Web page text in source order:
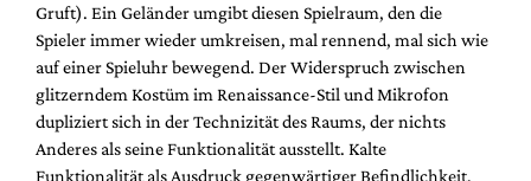
Gruft). Ein Geländer umgibt diesen Spielraum, den die
Spieler immer wieder umkreisen, mal rennend, mal sich wie
auf einer Spieluhr bewegend. Der Widerspruch zwischen
glitzerndem Kostüm im Renaissance-Stil und Mikrofon
dupliziert sich in der Technizität des Raums, der nichts
Anderes als seine Funktionalität ausstellt. Kalte
Funktionalität als Ausdruck gegenwärtiger Befindlichkeit,